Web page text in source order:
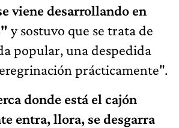
viene desarrollando en
y sostuvo que se trata de
popular, una despedida
prácticamente".
donde está el cajón
entra, llora, se desgarra